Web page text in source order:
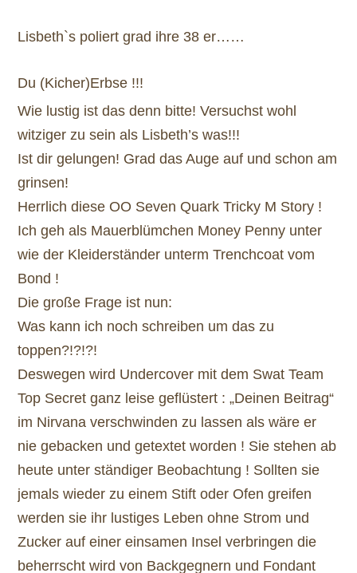
Lisbeth`s poliert grad ihre 38 er……
Du (Kicher)Erbse !!!
Wie lustig ist das denn bitte! Versuchst wohl
witziger zu sein als Lisbeth’s was!!!
Ist dir gelungen! Grad das Auge auf und schon am
grinsen!
Herrlich diese OO Seven Quark Tricky M Story !
Ich geh als Mauerblümchen Money Penny unter
wie der Kleiderständer unterm Trenchcoat vom
Bond !
Die große Frage ist nun:
Was kann ich noch schreiben um das zu
toppen?!?!?!
Deswegen wird Undercover mit dem Swat Team
Top Secret ganz leise geflüstert : „Deinen Beitrag“
im Nirvana verschwinden zu lassen als wäre er
nie gebacken und getextet worden ! Sie stehen ab
heute unter ständiger Beobachtung ! Sollten sie
jemals wieder zu einem Stift oder Ofen greifen
werden sie ihr lustiges Leben ohne Strom und
Zucker auf einer einsamen Insel verbringen die
beherrscht wird von Backgegnern und Fondant